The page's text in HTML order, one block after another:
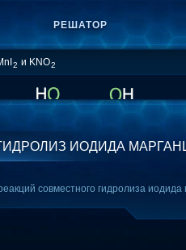
РЕШАТОР
2 и KNO2
ИОДИДА
совместного гидролиза иодида